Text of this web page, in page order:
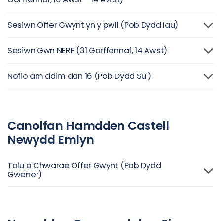
Sesiwn Offer Gwynt yn y pwll (Pob Dydd Iau)
Sesiwn Gwn NERF (31 Gorffennaf, 14 Awst)
Nofio am ddim dan 16 (Pob Dydd Sul)
Canolfan Hamdden Castell
Newydd Emlyn
Talu a Chwarae Offer Gwynt (Pob Dydd
Gwener)